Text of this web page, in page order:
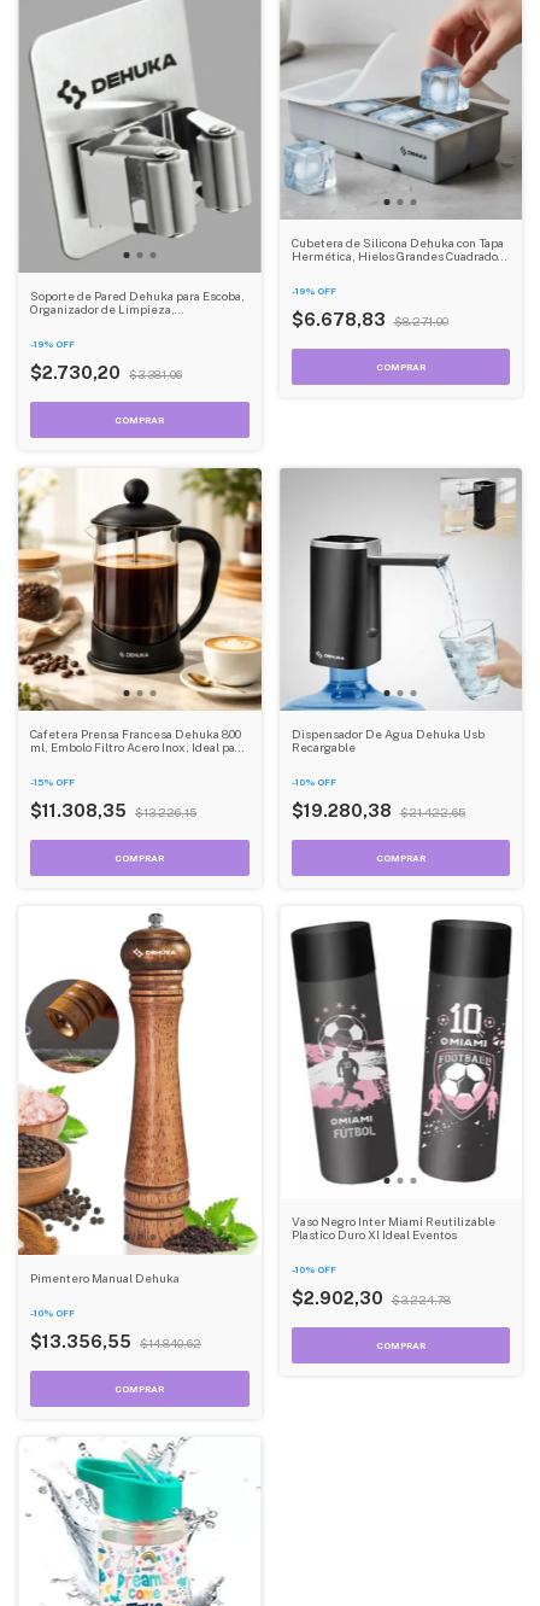
Soporte de Pared Dehuka para Escoba,
Organizador de Limpieza,
-19% OFF
$2.730,20 $3.381,06
Cubetera de Silicona Dehuka con Tapa
Hermética, Hielos Grandes Cuadrados,
-19% OFF
$6.678,83 $8.271,00
Cafetera Prensa Francesa Dehuka 800
ml, Embolo Filtro Acero Inox, Ideal para
-15% OFF
$11.308,35 $13.226,15
Dispensador De Agua Dehuka Usb
Recargable
-10% OFF
$19.280,38 $21.422,65
Pimentero Manual Dehuka
-10% OFF
$13.356,55 $14.840,62
Vaso Negro Inter Miami Reutilizable
Plastico Duro Xl Ideal Eventos
-10% OFF
$2.902,30 $3.224,78